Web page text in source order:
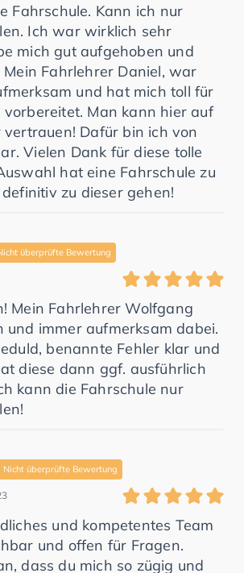
Fahrschule. Kann ich nur
Ich war wirklich sehr
mich gut aufgehoben und
Fahrlehrer Daniel, war
und hat mich toll für
Man kann hier auf
Dafür bin ich von
Vielen Dank für diese tolle
hat eine Fahrschule zu
zu dieser gehen!
überprüfte Bewertung
Mein Fahrlehrer Wolfgang
immer aufmerksam dabei.
benannte Fehler klar und
diese dann ggf. ausführlich
kann die Fahrschule nur
Nicht überprüfte Bewertung
und kompetentes Team
und offen für Fragen.
dass du mich so zügig und